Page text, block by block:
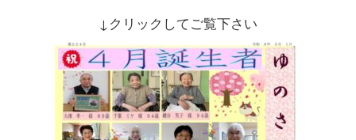
↓クリックしてご覧下さい